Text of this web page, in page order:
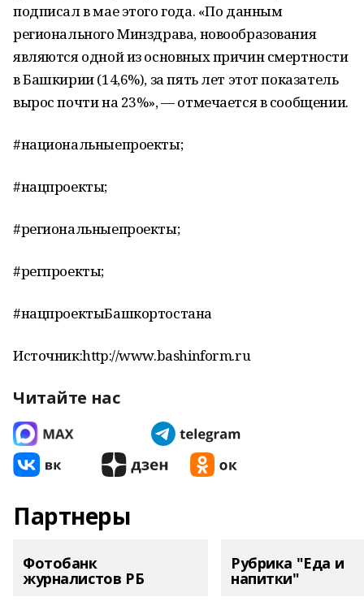
подписал в мае этого года. «По данным
регионального Минздрава, новообразования
являются одной из основных причин смертности
в Башкирии (14,6%), за пять лет этот показатель
вырос почти на 23%», — отмечается в сообщении.
#национальныепроекты;
#нацпроекты;
#региональныепроекты;
#регпроекты;
#нацпроектыБашкортостана
Источник:http://www.bashinform.ru
Читайте нас
Партнеры
Фотобанк
журналистов РБ
Рубрика "Еда и
напитки"